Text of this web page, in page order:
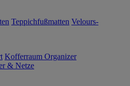
Teppichfußmatten Velours-
Kofferraum Organizer
& Netze